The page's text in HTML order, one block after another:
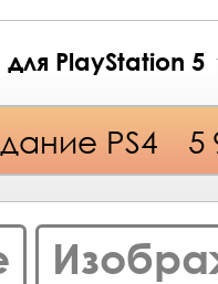
PlayStation 5
PS4 5